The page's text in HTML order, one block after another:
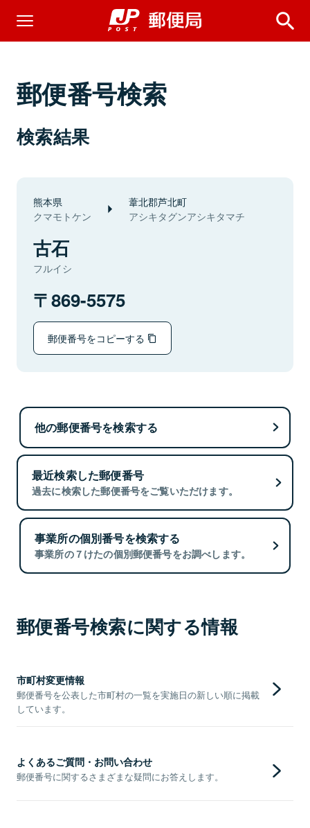
郵便番号検索
検索結果
熊本県
クマモトケン
葦北郡芦北町
アシキタグンアシキタマチ
古石
フルイシ
869-5575
郵便番号をコピーする
他の郵便番号を検索する
最近検索した郵便番号
過去に検索した郵便番号をご覧いただけます。
事業所の個別番号を検索する
事業所の７けたの個別郵便番号をお調べします。
郵便番号検索に関する情報
市町村変更情報
郵便番号を公表した市町村の一覧を実施日の新しい順に掲載
しています。
よくあるご質問・お問い合わせ
郵便番号に関するさまざまな疑問にお答えします。